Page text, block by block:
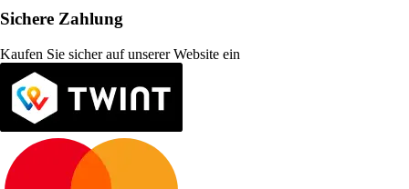
Sichere Zahlung
Kaufen Sie sicher auf unserer Website ein